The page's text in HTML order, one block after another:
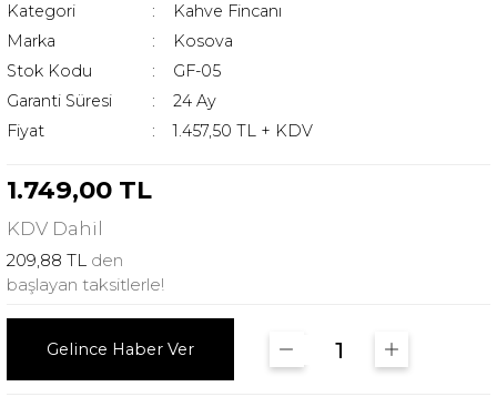
Kategori
Kahve Fincanı
Marka
Kosova
Stok Kodu
GF-05
Garanti Süresi
24 Ay
Fiyat
1.457,50 TL + KDV
1.749,00 TL
KDV Dahil
209,88 TL den
başlayan taksitlerle!
Gelince Haber Ver